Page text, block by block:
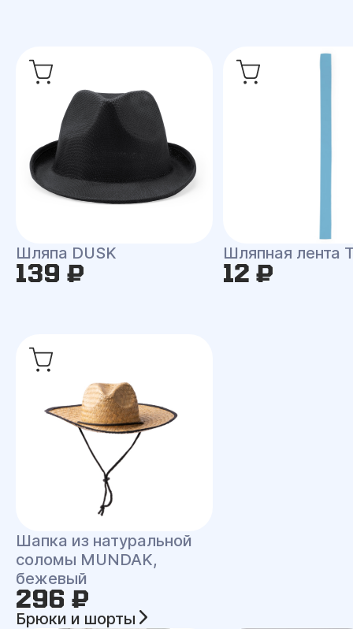
Шляпа DUSK
139 ₽
Шляпная лента
12 ₽
Шапка из натуральной
соломы MUNDAK,
бежевый
296 ₽
Брюки и шорты